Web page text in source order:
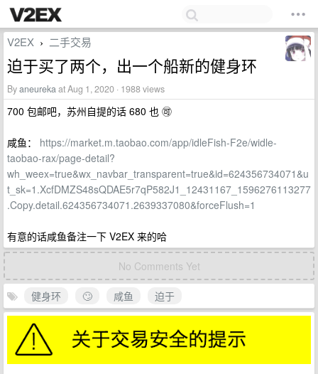
V2EX › 二手交易
迫于买了两个，出一个船新的健身环
Byaneurekaat Aug 1, 2020 · 1988 views
700 包邮吧，苏州自提的话 680 也 🉑️
咸鱼： https://market.m.taobao.com/app/idleFish-F2e/widle-
taobao-rax/page-detail?
wh_weex=true&wx_navbar_transparent=true&id=624356734071&u
t_sk=1.XcfDMZS48sQDAE5r7qP582J1_12431167_1596276113277
.Copy.detail.624356734071.2639337080&forceFlush=1
有意的话咸鱼备注一下 V2EX 来的哈
No Comments Yet
健身环 🙄️ 咸鱼 迫于